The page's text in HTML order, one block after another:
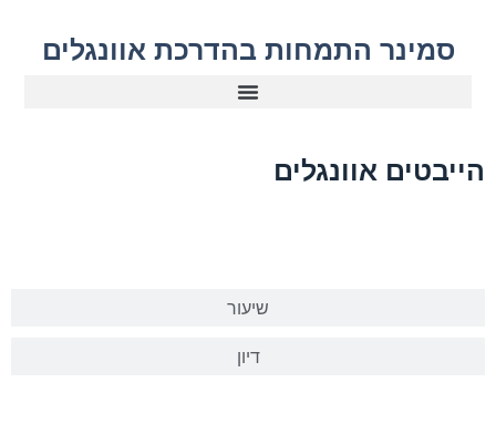
סמינר התמחות בהדרכת אוונגלים
הייבטים אוונגלים
שיעור
דיון